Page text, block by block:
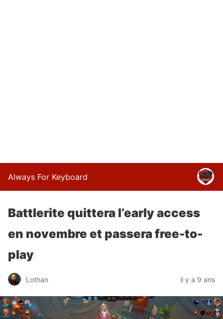
Always For Keyboard
Battlerite quittera l’early access
en novembre et passera free-to-
play
Lothan il y a 9 ans